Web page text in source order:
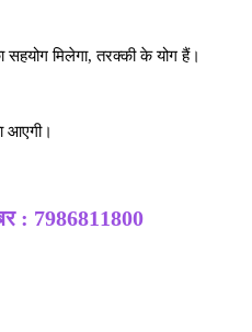
सहयोग मिलेगा, तरक्की के योग हैं।
आएगी।
: 7986811800